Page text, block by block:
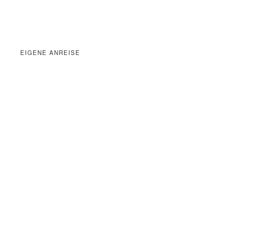
EIGENE ANREISE